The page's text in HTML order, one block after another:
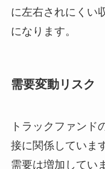
に左右されにくい
になります。
需要変動リスク
トラックファンド
接に関係していま
需要は増加してい